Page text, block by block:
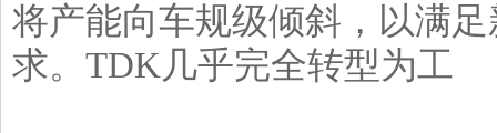
将产能向车规级倾斜，以满
求。TDK几乎完全转型为工